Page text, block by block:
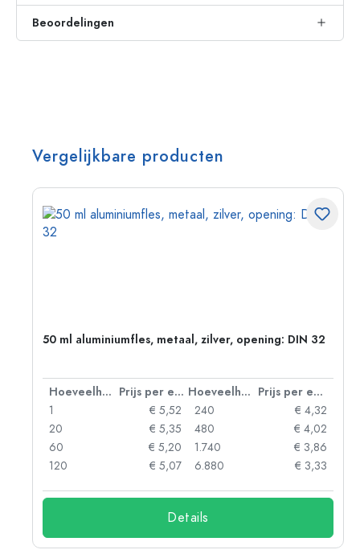
Beoordelingen
Vergelijkbare producten
50 ml aluminiumfles, metaal, zilver, opening: DIN 32
Hoeveelheid Prijs per eenheid Hoeveelheid
Prijs per eenheid
1
€ 5,52
20
€ 5,35
60
€ 5,20
120
€ 5,07
240
€ 4,32
480
€ 4,02
1.740
€ 3,86
6.880
€ 3,33
Details